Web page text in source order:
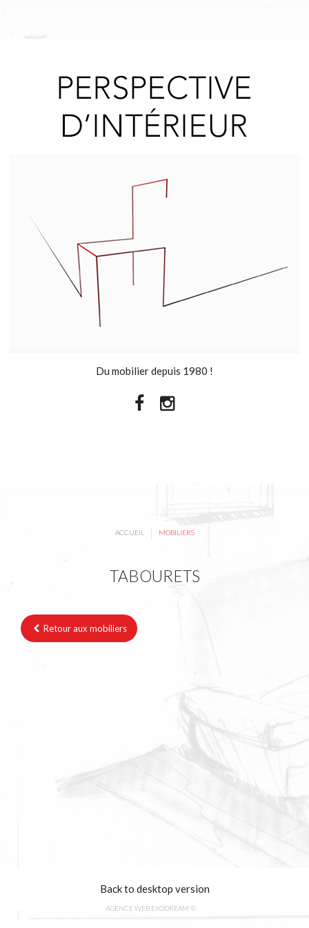
Du mobilier depuis 1980 !
ACCUEIL | MOBILIERS
TABOURETS
Retour aux mobiliers
AGENCE WEB EXODREAM ©
Back to desktop version